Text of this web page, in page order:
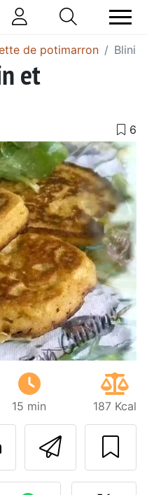
de potimarron Blinis
et
15 min 187 Kcal
Imprimer
une
photo de